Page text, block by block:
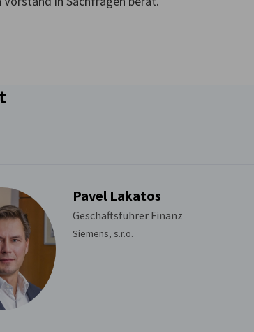
Pavel Lakatos
Geschäftsführer Finanz
Siemens, s.r.o.